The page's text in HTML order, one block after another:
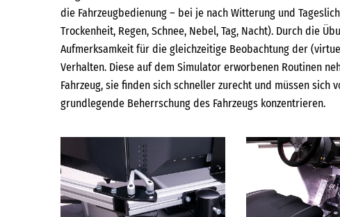
die Fahrzeugbedienung – bei je nach Witterung und
Trockenheit, Regen, Schnee, Nebel, Tag, Nacht). Durch die
Aufmerksamkeit für die gleichzeitige Beobachtung der
Verhalten. Diese auf dem Simulator erworbenen Routinen
Fahrzeug, sie finden sich schneller zurecht und müssen
grundlegende Beherrschung des Fahrzeugs konzentrieren.